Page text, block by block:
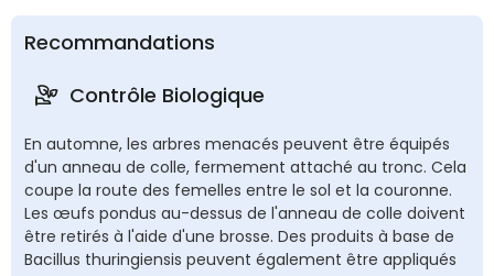
Recommandations
Contrôle Biologique
En automne, les arbres menacés peuvent être équipés
d'un anneau de colle, fermement attaché au tronc. Cela
coupe la route des femelles entre le sol et la couronne.
Les œufs pondus au-dessus de l'anneau de colle doivent
être retirés à l'aide d'une brosse. Des produits à base de
Bacillus thuringiensis peuvent également être appliqués